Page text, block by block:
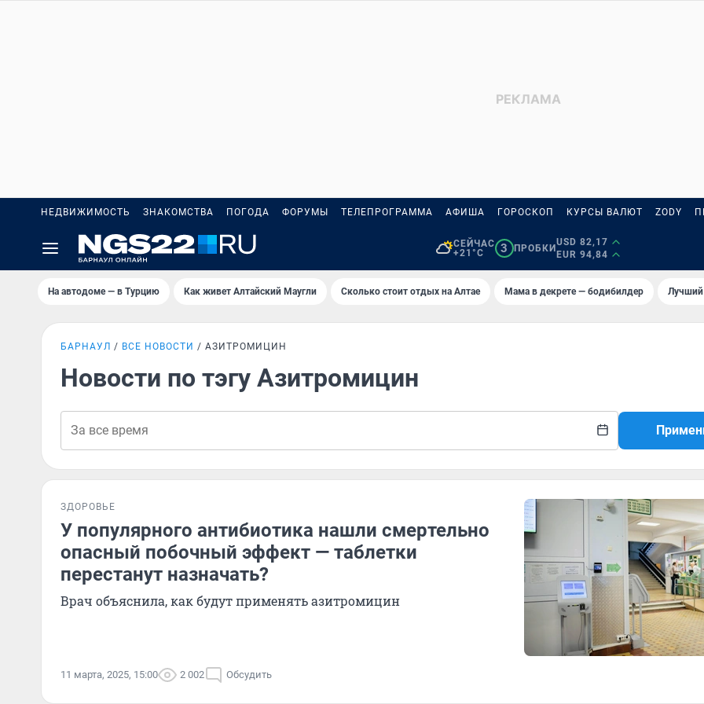
НЕДВИЖИМОСТЬ ЗНАКОМСТВА ПОГОДА ФОРУМЫ ТЕЛЕПРОГРАММА АФИША ГОРОСКОП КУРСЫ ВАЛЮТ ZODY
СЕЙЧАС
+21°C
3 ПРОБКИ
USD 82,17
EUR 94,84
На автодоме — в Турцию Как живет Алтайский Маугли Сколько стоит отдых на Алтае Мама в декрете — бодибилдер
БАРНАУЛ ВСЕ НОВОСТИ АЗИТРОМИЦИН
Новости по тэгу Азитромицин
ЗДОРОВЬЕ
У популярного антибиотика нашли смертельно
опасный побочный эффект — таблетки
перестанут назначать?
Врач объяснила, как будут применять азитромицин
11 марта, 2025, 15:00 2 002 Обсудить